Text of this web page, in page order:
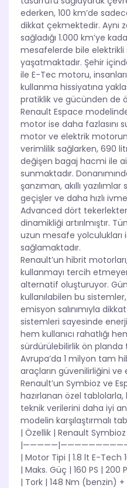
ederken, 100 km’de
dikkat çekmektedir. Aynı
sağladığı 1.000 km’ye
mesafelerde bile elektrikli
yaşatmaktadır. Şehir
ile E-Tec motoru,
kullanma hissiyatına
pratiklik ve gücünden de
Renault Espace
motor ise daha fazlasını
motor ve elektrik
verimlilik sağlarken, 690
değişen bagaj hacmi ile
sunmaktadır.
şanzıman, akıllı
geçişler ve daha hızlı
Advanced dört
dinamikliği artırılmıştır.
uzun mesafe yolculukları
sağlamaktadır.
Renault’un hibrit
kullanmayı tercih
alternatif oluşturuyor.
kullanılabilen bu
emisyon salınımıyla
sistemleri sayesinde
hem kullanıcı rahatlığı
sürdürülebilirlik ön planda
Avrupa’da 1 milyon tam
araçların güvenilirliğini
Renault’un Symbioz ve
hazırlanan özel
teknik verilerini daha iyi
modelin karşılaştırmalı
| Özellik | Renault
| Motor Tipi | 1.8 lt E-Tech
| Maks. Güç | 160 PS | 200
| Tork | 148 Nm (benzin)